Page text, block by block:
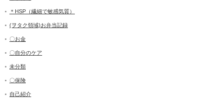
＊HSP（繊細で敏感気質）
(ヲタク領域)お弁当記録
〇お金
〇自分のケア
未分類
〇保険
自己紹介